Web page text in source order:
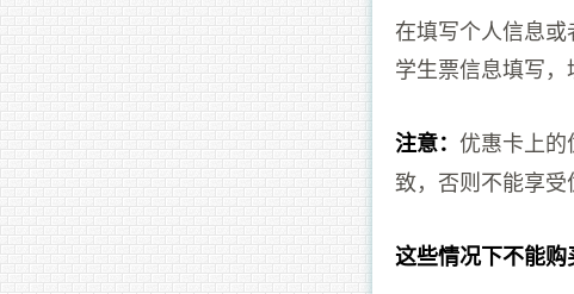
在填写个人信息
学生票信息填写
注意：优惠卡上
致，否则不能享受
这些情况下不能